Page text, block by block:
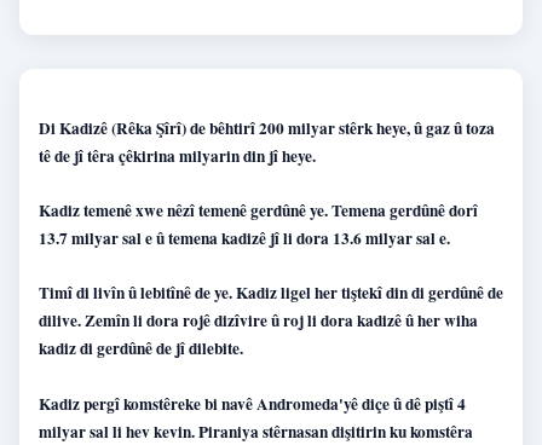
Di Kadizê (Rêka Şîrî) de bêhtirî 200 milyar stêrk heye, û gaz û toza
tê de jî têra çêkirina milyarin din jî heye.
Kadiz temenê xwe nêzî temenê gerdûnê ye. Temena gerdûnê dorî
13.7 milyar sal e û temena kadizê jî li dora 13.6 milyar sal e.
Timî di livîn û lebitînê de ye. Kadiz ligel her tiştekî din di gerdûnê de
dilive. Zemîn li dora rojê dizîvire û roj li dora kadizê û her wiha
kadiz di gerdûnê de jî dilebite.
Kadiz pergî komstêreke bi navê Andromeda'yê diçe û dê piştî 4
milyar sal li hev kevin. Piraniya stêrnasan dişitirin ku komstêra